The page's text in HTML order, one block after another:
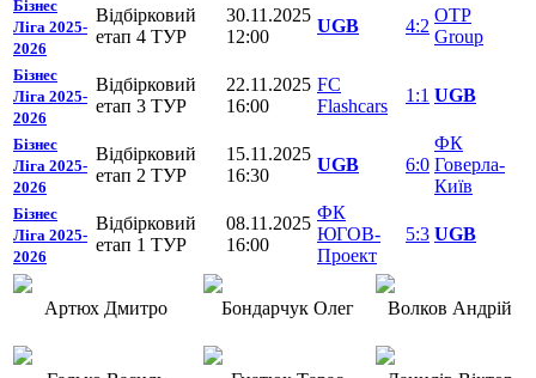
Бізнес
Ліга 2025-
2026
Відбірковий
етап 4 ТУР
30.11.2025
12:00
UGB 4:2
OTP
Group
Бізнес
Ліга 2025-
2026
Відбірковий
етап 3 ТУР
22.11.2025
16:00
FC
Flashcars
1:1 UGB
Бізнес
Ліга 2025-
2026
Відбірковий
етап 2 ТУР
15.11.2025
16:30
UGB 6:0
ФК
Говерла-
Київ
Бізнес
Ліга 2025-
2026
Відбірковий
етап 1 ТУР
08.11.2025
16:00
ФК
ЮГОВ-
Проект
5:3 UGB
Артюх Дмитро Бондарчук Олег Волков Андрій